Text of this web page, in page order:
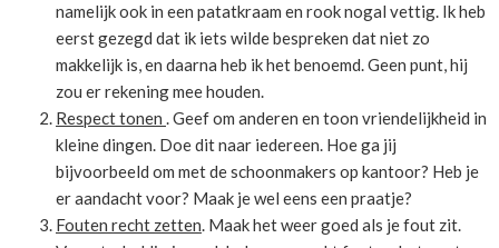
namelijk ook in een patatkraam en rook nogal vettig. Ik heb
eerst gezegd dat ik iets wilde bespreken dat niet zo
makkelijk is, en daarna heb ik het benoemd. Geen punt, hij
zou er rekening mee houden.
Respect tonen . Geef om anderen en toon vriendelijkheid in
kleine dingen. Doe dit naar iedereen. Hoe ga jij
bijvoorbeeld om met de schoonmakers op kantoor? Heb je
er aandacht voor? Maak je wel eens een praatje?
Fouten recht zetten. Maak het weer goed als je fout zit.